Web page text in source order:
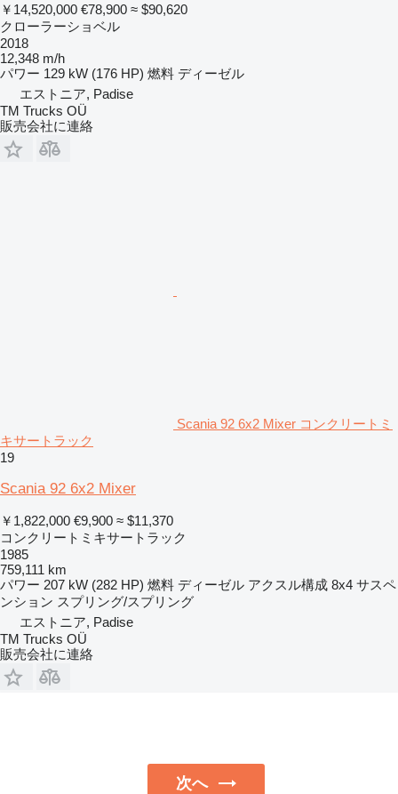
￥14,520,000 €78,900 ≈ $90,620
クローラーショベル
2018
12,348 m/h
パワー 129 kW (176 HP) 燃料 ディーゼル
エストニア, Padise
TM Trucks OÜ
販売会社に連絡
Scania 92 6x2 Mixer コンクリートミ
キサートラック
19
Scania 92 6x2 Mixer
￥1,822,000 €9,900 ≈ $11,370
コンクリートミキサートラック
1985
759,111 km
パワー 207 kW (282 HP) 燃料 ディーゼル アクスル構成 8x4 サスペ
ンション スプリング/スプリング
エストニア, Padise
TM Trucks OÜ
販売会社に連絡
次へ